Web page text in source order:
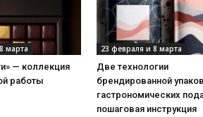
марта
— коллекция
работы
23 февраля и 8 марта
Две технологии
брендированной
гастрономических
пошаговая инструкция